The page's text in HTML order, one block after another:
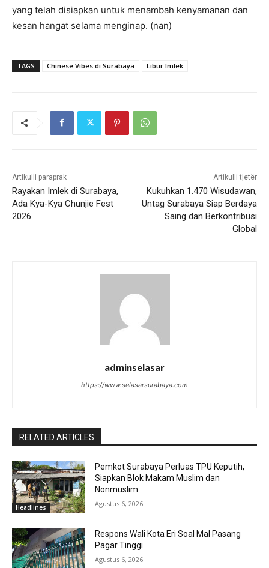
yang telah disiapkan untuk menambah kenyamanan dan
kesan hangat selama menginap. (nan)
TAGS Chinese Vibes di Surabaya Libur Imlek
Artikulli paraprak
Rayakan Imlek di Surabaya,
Ada Kya-Kya Chunjie Fest
2026
Artikulli tjetër
Kukuhkan 1.470 Wisudawan,
Untag Surabaya Siap Berdaya
Saing dan Berkontribusi
Global
adminselasar
https://www.selasarsurabaya.com
RELATED ARTICLES
Headlines
Pemkot Surabaya Perluas TPU Keputih,
Siapkan Blok Makam Muslim dan
Nonmuslim
Agustus 6, 2026
Respons Wali Kota Eri Soal Mal Pasang
Pagar Tinggi
Agustus 6, 2026